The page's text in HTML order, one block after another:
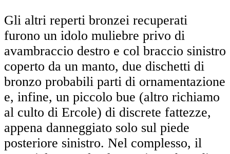
Gli altri reperti bronzei recuperati
furono un idolo muliebre privo di
avambraccio destro e col braccio sinistro
coperto da un manto, due dischetti di
bronzo probabili parti di ornamentazione
e, infine, un piccolo bue (altro richiamo
al culto di Ercole) di discrete fattezze,
appena danneggiato solo sul piede
posteriore sinistro. Nel complesso, il